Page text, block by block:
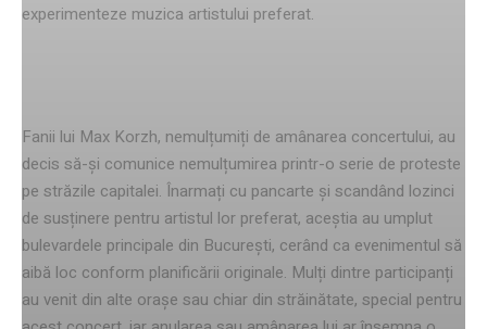
experimenteze muzica artistului preferat.
Fanii lui Max Korzh, nemulțumiți de amânarea concertului, au
decis să-și comunice nemulțumirea printr-o serie de proteste
pe străzile capitalei. Înarmați cu pancarte și scandând lozinci
de susținere pentru artistul lor preferat, aceștia au umplut
bulevardele principale din București, cerând ca evenimentul să
aibă loc conform planificării originale. Mulți dintre participanți
au venit din alte orașe sau chiar din străinătate, special pentru